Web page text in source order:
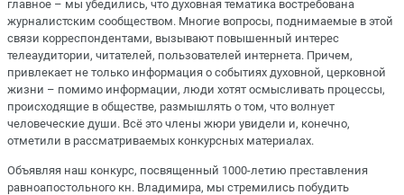
главное – мы убедились, что духовная тематика востребована
журналистским сообществом. Многие вопросы, поднимаемые в этой
связи корреспондентами, вызывают повышенный интерес
телеаудитории, читателей, пользователей интернета. Причем,
привлекает не только информация о событиях духовной, церковной
жизни – помимо информации, люди хотят осмысливать процессы,
происходящие в обществе, размышлять о том, что волнует
человеческие души. Всё это члены жюри увидели и, конечно,
отметили в рассматриваемых конкурсных материалах.
Объявляя наш конкурс, посвященный 1000-летию преставления
равноапостольного кн. Владимира, мы стремились побудить